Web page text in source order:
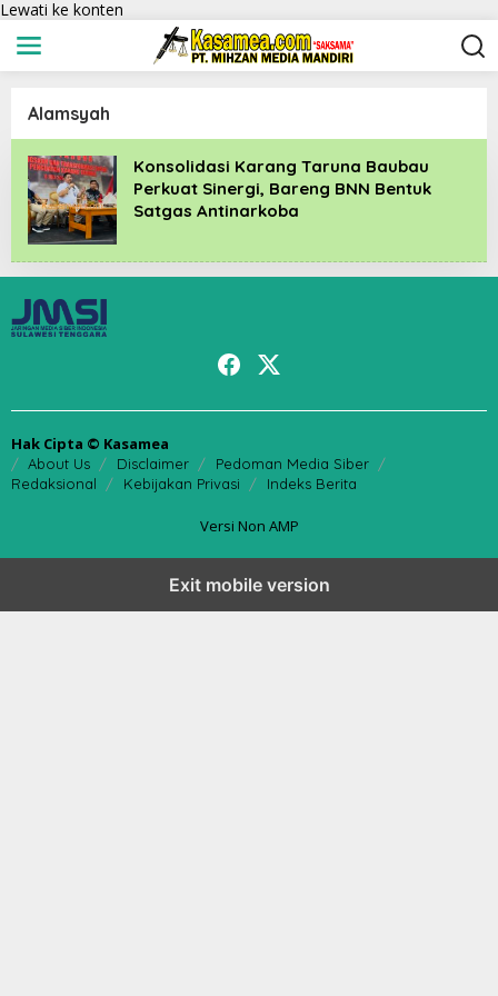
Lewati ke konten
Alamsyah
Konsolidasi Karang Taruna Baubau
Perkuat Sinergi, Bareng BNN Bentuk
Satgas Antinarkoba
Hak Cipta © Kasamea
About Us Disclaimer
Pedoman Media Siber
Redaksional
Kebijakan Privasi Indeks Berita
Versi Non AMP
Exit mobile version